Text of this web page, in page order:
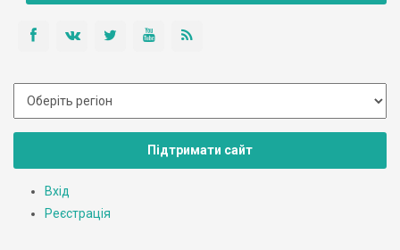
Підтримати сайт
Вхід
Реєстрація